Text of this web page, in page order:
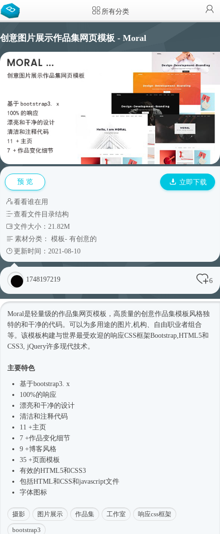
所有分类
创意图片展示作品集网页模板 - Moral
预 览 立即下载
看看谁在用
查看文件目录结构
文件大小：21.82M
素材分类： 模板- 有创意的
更新时间：2021-08-10
1748197219 6
Moral是轻量级的作品集网页模板 ，高质量的创意作品集模板风格独
特的和干净的代码。可以为多用途的图片,机构、自由职业者组合
等。该模板构建与世界最受欢迎的响应CSS框架Bootstrap,HTML5和
CSS3, jQuery许多现代技术。
主要特色
基于bootstrap3. x
100%的响应
漂亮和干净的设计
清洁和注释代码
11 +主页
7 +作品变化细节
9 +博客风格
35 +页面模板
有效的HTML5和CSS3
包括HTML和CSS和javascript文件
字体图标
摄影 图片展示 作品集 工作室 响应css框架
bootstrap3